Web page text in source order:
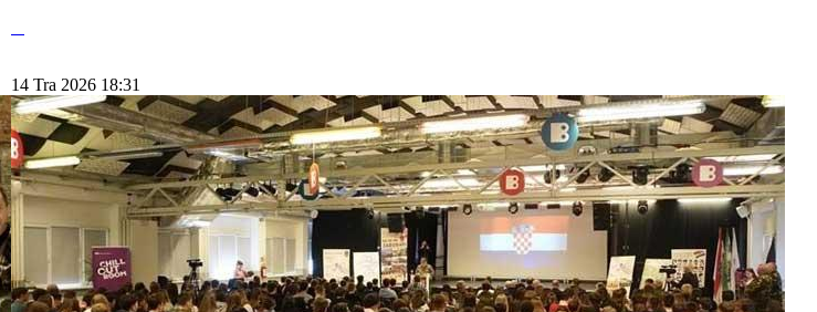
14 Tra 2026 18:31